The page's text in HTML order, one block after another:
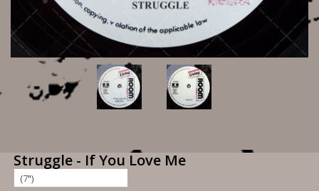
Struggle - If You Love Me